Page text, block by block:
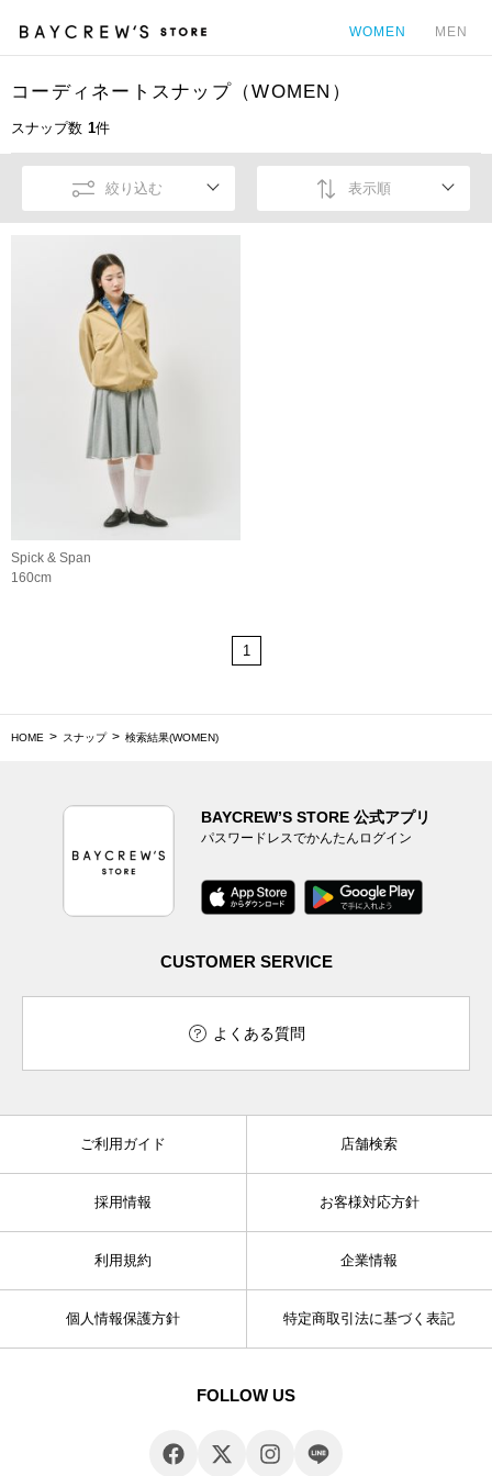
WOMEN MEN
コーディネートスナップ（WOMEN）
スナップ数 1件
絞り込む 表示順
Spick & Span
160cm
1
HOME スナップ 検索結果(WOMEN)
BAYCREW’S STORE 公式アプリ
パスワードレスでかんたんログイン
CUSTOMER SERVICE
よくある質問
ご利用ガイド 店舗検索
採用情報 お客様対応方針
利用規約 企業情報
個人情報保護方針 特定商取引法に基づく表記
FOLLOW US